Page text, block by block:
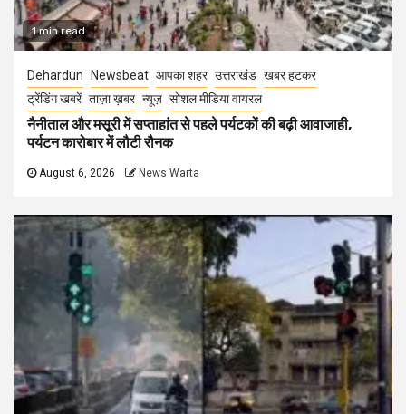
1 min read
Dehardun Newsbeat आपका शहर उत्तराखंड खबर हटकर
ट्रेंडिंग खबरें ताज़ा ख़बर न्यूज़ सोशल मीडिया वायरल
नैनीताल और मसूरी में सप्ताहांत से पहले पर्यटकों की बढ़ी आवाजाही,
पर्यटन कारोबार में लौटी रौनक
August 6, 2026 News Warta